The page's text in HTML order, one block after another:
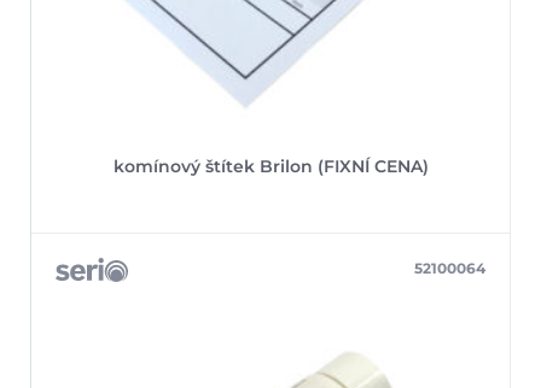
komínový štítek Brilon (FIXNÍ CENA)
52100064